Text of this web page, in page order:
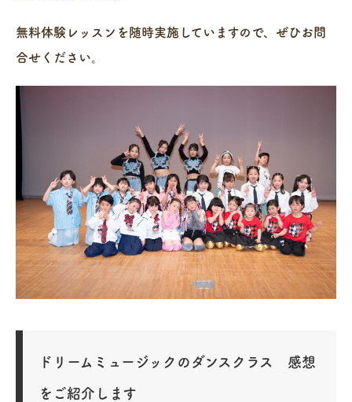
無料体験レッスンを随時実施していますので、ぜひお問
合せください。
ドリームミュージックのダンスクラス 感想
をご紹介します